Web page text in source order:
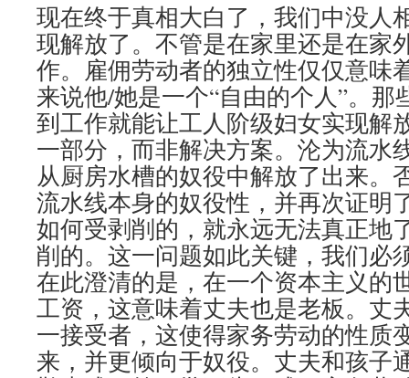
现在终于真相大白了，我们中没人
现解放了。不管是在家里还是在家
作。雇佣劳动者的独立性仅仅意味
来说他/她是一个“自由的个人”。那
到工作就能让工人阶级妇女实现解
一部分，而非解决方案。沦为流水
从厨房水槽的奴役中解放了出来。
流水线本身的奴役性，并再次证明
如何受剥削的，就永远无法真正地
削的。这一问题如此关键，我们必
在此澄清的是，在一个资本主义的
工资，这意味着丈夫也是老板。丈
一接受者，这使得家务劳动的性质
来，并更倾向于奴役。丈夫和孩子